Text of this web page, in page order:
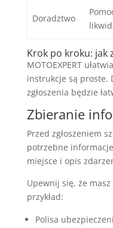
Doradztwo
Krok po kroku: jak
MOTOEXPERT
instrukcje są proste.
zgłoszenia będzie
Zbieranie
Przed zgłoszeniem
potrzebne
miejsce i opis
Upewnij się, że
przykład:
Polisa